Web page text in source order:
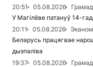
20:51
05.08.2026
У Магілёве патануў 14-
20:11
05.08.2026
Беларусь працягвае
дызпаліва
19:37
05.08.2026